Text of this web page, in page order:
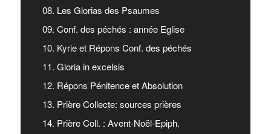
08. Les Glorias des Psaumes
09. Conf. des péchés : année Eglise
10. Kyrie et Répons Conf. des péchés
11. Gloria in excelsis
12. Répons Pénitence et Absolution
13. Prière Collecte: sources prières
14. Prière Coll. : Avent-Noël-Epiph.